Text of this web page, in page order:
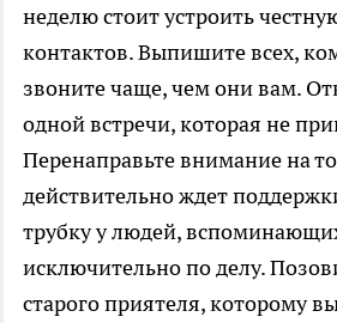
неделю стоит устроить
контактов. Выпишите всех,
звоните чаще, чем они вам.
одной встречи, которая не
Перенаправьте внимание на
действительно ждет
трубку у людей,
исключительно по делу.
старого приятеля, которому